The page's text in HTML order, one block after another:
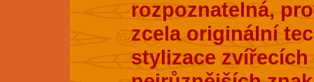
rozpoznatelná,
zcela originální
stylizace